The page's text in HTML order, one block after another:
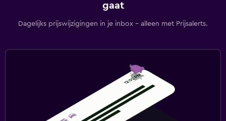
gaat
Dagelijks prijswijzigingen in je inbox - alleen met Prijsalerts.